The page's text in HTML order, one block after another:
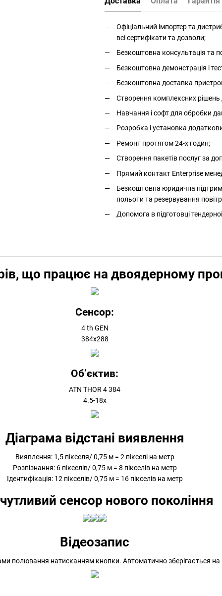
Офіціальний імпортер та
всі сертифікати та дозволи;
Безкоштовна консультація та
Безкоштовна демонстрація і
Безкоштовна доставка
Створення комплексних рішень
Навчання і софт для обробки
Розробка і установка
Ремонт протягом 24-х годин;
Створення пакетів послуг за
Прямий контакт Enterprise
Безкоштовна юридична
польоти та резервування
Допомога в підготовці
що працює на двоядерному
Сенсор:
4 th GEN
384x288
Об’єктив:
ATN THOR 4 384
4.5-18x
Діаграма відстані виявлення
Виявлення: 1,5 пікселя/ 0,75 м = 2 пікселі на метр
Розпізнання: 6 пікселів/ 0,75 м = 8 пікселів на метр
Ідентифікація: 12 пікселів/ 0,75 м = 16 пікселів на метр
сенсор нового покоління
Відеозапис
полювання натисканням кнопки. Автоматично зберігається на